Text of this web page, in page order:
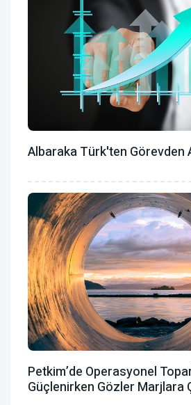
Albaraka Türk'ten Görevden
Petkim’de Operasyonel
Güçlenirken Gözler Marjlara